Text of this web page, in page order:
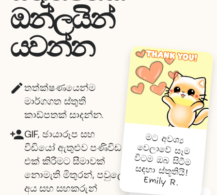
ඔන්ලයින්
යවන්න
තත්ක්ෂණයෙන්ම
මාර්ගගත ස්තුති
කාඩ්පතක් සාදන්න.
GIF, ඡායාරූප සහ
වීඩියෝ ඇතුළුව පණිවිඩ
එක් කිරීමට සීමාවක්
නොමැති මිතුරන්, පවුලේ
අය සහ සහකරුන්
මට අවශ්‍ය
වෙ
ලාවේ
සෑම
විටම ඔබ සිටීම
සඳහා ස්තූතියි!
Emily R.